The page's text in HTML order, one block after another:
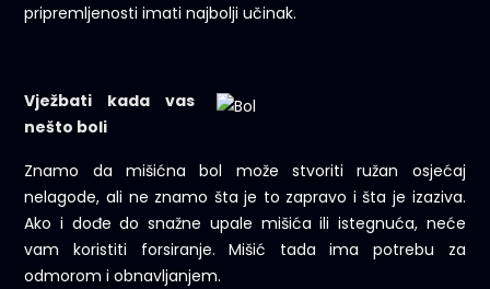
pripremljenosti imati najbolji učinak.
Vježbati kada vas
nešto boli
Znamo da mišićna bol može stvoriti ružan osjećaj
nelagode, ali ne znamo šta je to zapravo i šta je izaziva.
Ako i dođe do snažne upale mišića ili istegnuća, neće
vam koristiti forsiranje. Mišić tada ima potrebu za
odmorom i obnavljanjem.